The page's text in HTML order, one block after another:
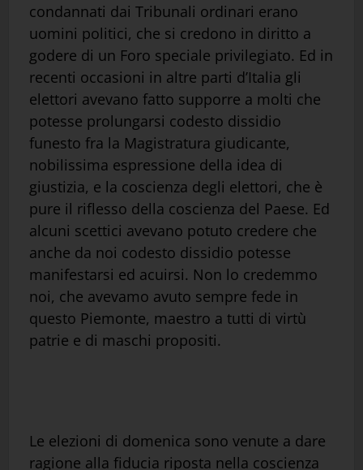
condannati dai Tribunali ordinari erano
uomini politici, che si credono in diritto a
godere di un Foro speciale privilegiato. Ed in
recenti occasioni in altre parti d’Italia gli
elettori avevano fatto supporre a molti che
potesse prolungarsi codesto dissidio
funesto fra la Magistratura giudicante,
nobilissima espressione della idea di
giustizia, e la coscienza degli elettori, che è
pure il riflesso della coscienza del Paese. Ed
alcuni scettici avevano potuto credere che
anche da noi codesto dissidio potesse
manifestarsi ed acuirsi. Non lo credemmo
noi, che avevamo avuto sempre fede in
questo Piemonte, maestro a tutti di virtù
patrie e di maschi propositi.
Le elezioni di domenica sono venute a dare
ragione alla fiducia riposta nella coscienza